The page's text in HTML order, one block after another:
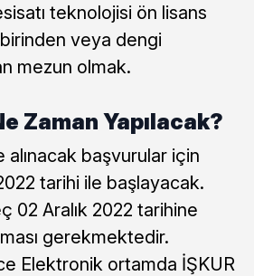
teknolojisi ön lisans
birinden veya dengi
mezun olmak.
Zaman Yapılacak?
alınacak başvurular için
tarihi ile başlayacak.
02 Aralık 2022 tarihine
gerekmektedir.
Elektronik ortamda İŞKUR